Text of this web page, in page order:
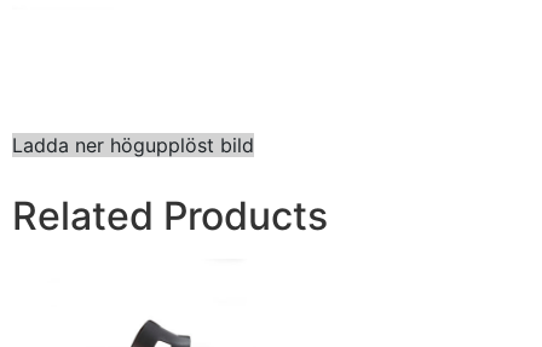
Ladda ner högupplöst bild
Related Products